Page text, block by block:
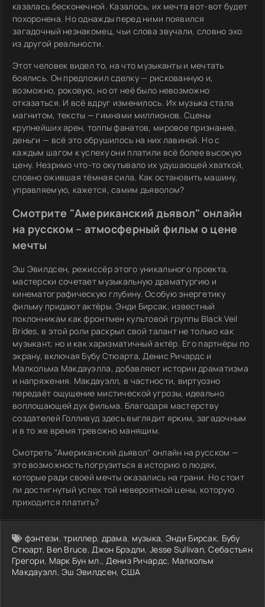
казалась бесконечной. Казалось, их мечта вот-вот будет
похоронена. Но однажды перед ними появился
загадочный незнакомец, чьи слова звучали, словно эхо
из другой реальности.
Этот человек видел то, на что музыканты и мечтать
боялись. Он предложил сделку — рискованную и,
возможно, роковую, но от неё было невозможно
отказаться. И всё вдруг изменилось. Их музыка стала
магнитом, тексты — гимнами миллионов. Сцены
крупнейших арен, толпы фанатов, мировое признание,
деньги — всё это обрушилось на них лавиной. Но с
каждым шагом к успеху они платили всё более высокую
цену. Незримо что-то окутывало их удушающей хваткой,
словно ожившая тёмная сила. Как остановить машину,
управляемую, кажется, самим дьяволом?
Смотрите "Американский дьявол" онлайн
на русском – атмосферный фильм о цене
мечты
Эш Эвилдсен, режиссёр этого уникального проекта,
мастерски сочетает музыкальную драматургию и
кинематографическую глубину. Особую энергетику
фильму придают актёры. Энди Бирсак, известный
поклонникам как фронтмен культовой группы Black Veil
Brides, в этой роли раскрыл свой талант не только как
музыкант, но и как харизматичный актёр. Его партнёры по
экрану, включая Бубу Стюарта, Денис Ричардс и
Малкольма Макдауэлла, добавляют истории драматизма
и напряжения. Макдауэлл, в частности, виртуозно
передаёт ощущение мистической угрозы, идеально
воплощающей дух фильма. Благодаря мастерству
создателей Голливуд здесь выглядит ярким, загадочным
и в то же время тревожно манящим.
Смотреть "Американский дьявол" онлайн на русском —
это возможность погрузиться в историю о людях,
которые ради своей мечты оказались на грани. Но стоит
ли достигнутый успех той невероятной цены, которую
приходится платить?
фэнтези,триллер, драма, музыка, Энди Бирсак, Бубу
Стюарт, Ben Bruce,Джон Брэдли, Jesse Sullivan,Себастьян
Грегори, Марк Бун мл.,Дениз Ричардс, Малкольм
Макдауэлл,Эш Эвилдсен, США